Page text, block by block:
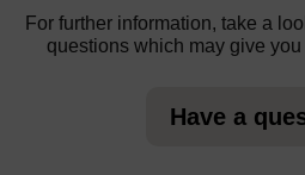
For further information, take a
questions which may give
Have a